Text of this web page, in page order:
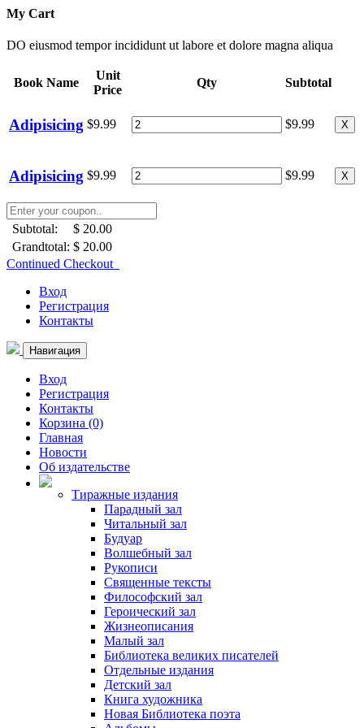
My Cart
DO eiusmod tempor incididunt ut labore et dolore magna aliqua
Book Name
Unit
Price
Qty Subtotal
Adipisicing $9.99 $9.99 X
Adipisicing $9.99 $9.99 X
Subtotal:
$ 20.00
Grandtotal: $ 20.00
Continued Checkout
Вход
Регистрация
Контакты
Навигация
Вход
Регистрация
Контакты
Корзина (0)
Главная
Новости
Об издательстве
Тиражные издания
Парадный зал
Читальный зал
Будуар
Волшебный зал
Рукописи
Священные тексты
Философский зал
Героический зал
Жизнеописания
Малый зал
Библиотека великих писателей
Отдельные издания
Детский зал
Книга художника
Новая Библиотека поэта